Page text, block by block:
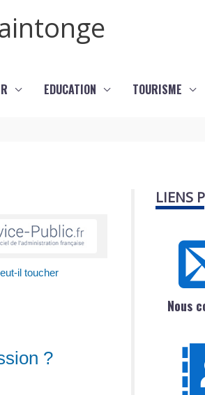
EDUCATION TOURISME
il toucher
?
LIENS
Nous